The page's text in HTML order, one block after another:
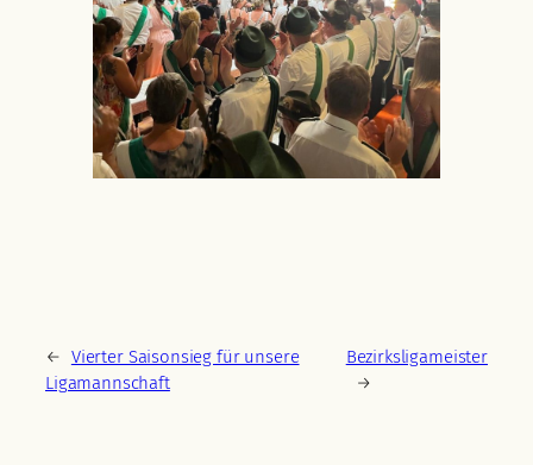
← Vierter Saisonsieg für unsere
Ligamannschaft
Bezirksligameister
→